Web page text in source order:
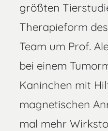
größten
Therapieform
Team um Prof.
bei einem
Kaninchen mit
magnetischen
mal mehr